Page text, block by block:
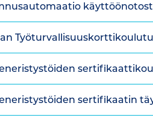
sertifikaatin